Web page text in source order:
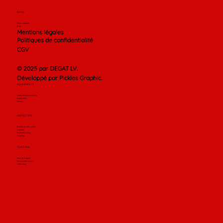
INFOS
Nous contacter
Blog
Mentions légales
Politiques de confidentialité
CGV
© 2025 par DEGAT LV.
Développé par Pickles Graphic.
ÉQUIPEMENTS
Gants de boxe anglaise
Gants MMA
Fitness
PROTECTION
Bandes et sous-gants
Casques
Protection corps
Coquilles
COACHING
Sacs de frappes
Pao et pattes d'ours
Vêtements